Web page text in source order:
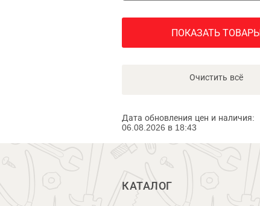
ПОКАЗАТЬ ТОВАРЫ
Очистить всё
Дата обновления цен и наличия:
06.08.2026 в 18:43
КАТАЛОГ